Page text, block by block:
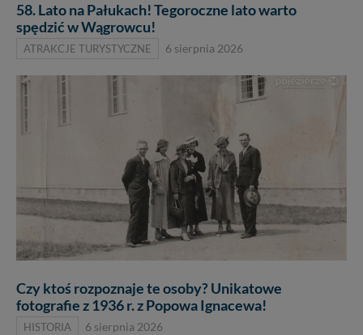
58. Lato na Pałukach! Tegoroczne lato warto
spędzić w Wągrowcu!
ATRAKCJE TURYSTYCZNE 6 sierpnia 2026
Czy ktoś rozpoznaje te osoby? Unikatowe
fotografie z 1936 r. z Popowa Ignacewa!
HISTORIA 6 sierpnia 2026